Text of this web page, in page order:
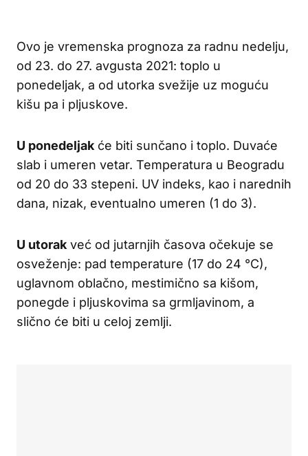
Ovo je vremenska prognoza za radnu nedelju,
od 23. do 27. avgusta 2021: toplo u
ponedeljak, a od utorka svežije uz moguću
kišu pa i pljuskove.
U ponedeljak će biti sunčano i toplo. Duvaće
slab i umeren vetar. Temperatura u Beogradu
od 20 do 33 stepeni. UV indeks, kao i narednih
dana, nizak, eventualno umeren (1 do 3).
U utorak već od jutarnjih časova očekuje se
osveženje: pad temperature (17 do 24 °C),
uglavnom oblačno, mestimično sa kišom,
ponegde i pljuskovima sa grmljavinom, a
slično će biti u celoj zemlji.